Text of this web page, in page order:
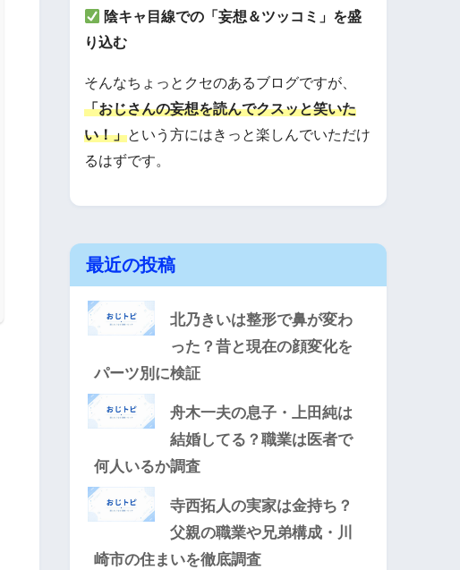
陰キャ目線での「妄想＆ツッコミ」を盛
り込む
そんなちょっとクセのあるブログですが、
「おじさんの妄想を読んでクスッと笑いた
い！」という方にはきっと楽しんでいただけ
るはずです。
最近の投稿
北乃きいは整形で鼻が変わ
った？昔と現在の顔変化を
パーツ別に検証
舟木一夫の息子・上田純は
結婚してる？職業は医者で
何人いるか調査
寺西拓人の実家は金持ち？
父親の職業や兄弟構成・川
崎市の住まいを徹底調査